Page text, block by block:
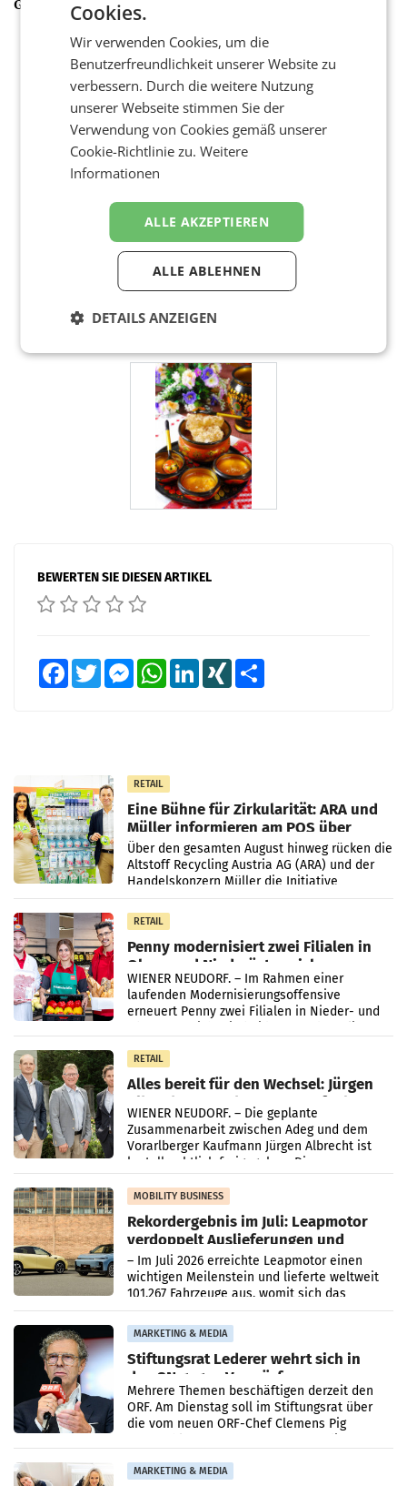
GALERIE
BEWERTEN SIE DIESEN ARTIKEL
FacebookTwitter MessengerWhatsAppLinkedInXING
RETAIL
Eine Bühne für Zirkularität: ARA und
Müller informieren am POS über
Kreislauffähigkeit
Über den gesamten August hinweg rücken die
Altstoff Recycling Austria AG (ARA) und der
Handelskonzern Müller die Initiative
„Kreislauf-Helden“ in allen österreichischen
Müller-Filialen
RETAIL
Penny modernisiert zwei Filialen in
Ober- und Niederösterreich
WIENER NEUDORF. – Im Rahmen einer
laufenden Modernisierungsoffensive
erneuert Penny zwei Filialen in Nieder- und
RETAIL
Alles bereit für den Wechsel: Jürgen
Albrecht setzt ab 1.1.2027 auf Adeg
WIENER NEUDORF. – Die geplante
Zusammenarbeit zwischen Adeg und dem
Vorarlberger Kaufmann Jürgen Albrecht ist
kartellrechtlich freigegeben: Die
Bundeswettbewerbsbehörde und der
Bundeskartellanwalt
MOBILITY BUSINESS
Rekordergebnis im Juli: Leapmotor
verdoppelt Auslieferungen und
überschreitet die 100.000er-Marke
– Im Juli 2026 erreichte Leapmotor einen
wichtigen Meilenstein und lieferte weltweit
101.267 Fahrzeuge aus, womit sich das
Ergebnis gegenüber Juli 2025 mehr als
verdoppelte (+102
MARKETING & MEDIA
Stiftungsrat Lederer wehrt sich in
den SN gegen Vorwürfe
Mehrere Themen beschäftigen derzeit den
ORF. Am Dienstag soll im Stiftungsrat über
die vom neuen ORF-Chef Clemens Pig
MARKETING & MEDIA
Cookies.
Wir verwenden Cookies, um die
Benutzerfreundlichkeit unserer Website zu
verbessern. Durch die weitere Nutzung
unserer Webseite stimmen Sie der
Verwendung von Cookies gemäß unserer
Cookie-Richtlinie zu.Weitere
Informationen
ALLE AKZEPTIEREN
ALLE ABLEHNEN
DETAILS ANZEIGEN